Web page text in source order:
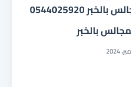
شركة تنظيف مجالس بالخبر 0544025920
بالخبر